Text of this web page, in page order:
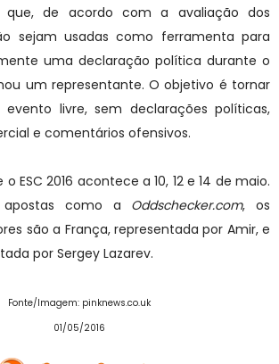
que, de acordo com a avaliação dos
sejam usadas como ferramenta para
uma declaração política durante o
um representante. O objetivo é tornar
evento livre, sem declarações políticas,
e comentários ofensivos.
ESC 2016 acontece a 10, 12 e 14 de maio.
como a Oddschecker.com, os
são a França, representada por Amir, e
por Sergey Lazarev.
Fonte/Imagem: pinknews.co.uk
01/05/2016